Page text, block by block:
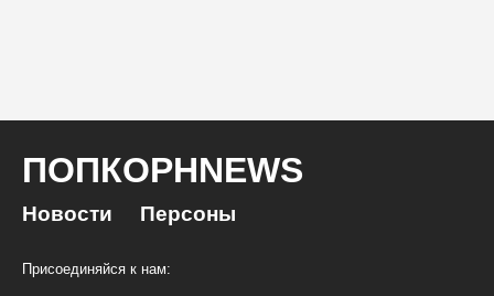
ПОПКОРНNEWS
Новости Персоны
Присоединяйся к нам: